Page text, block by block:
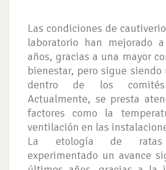
Las condiciones de
laboratorio han mejorado
años, gracias a una mayor
bienestar, pero sigue
dentro de los
Actualmente, se presta
factores como la
ventilación en las
La etología de
experimentado un avance